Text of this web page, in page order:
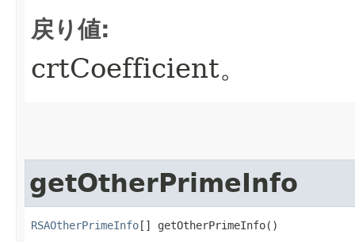
戻り値:
crtCoefficient。
getOtherPrimeInfo
RSAOtherPrimeInfo [] getOtherPrimeInfo()